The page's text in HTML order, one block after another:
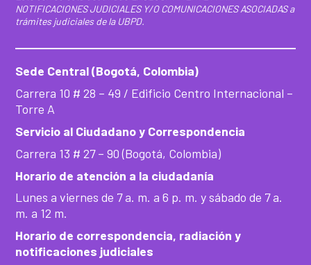
NOTIFICACIONES JUDICIALES Y/O COMUNICACIONES ASOCIADAS a
trámites judiciales de la UBPD.
Sede Central (Bogotá, Colombia)
Carrera 10 # 28 – 49 / Edificio Centro Internacional –
Torre A
Servicio al Ciudadano y Correspondencia
Carrera 13 # 27 – 90 (Bogotá, Colombia)
Horario de atención a la ciudadanía
Lunes a viernes de 7 a. m. a 6 p. m. y sábado de 7 a.
m. a 12 m.
Horario de correspondencia, radiación y
notificaciones judiciales